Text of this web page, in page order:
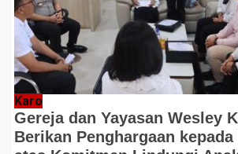
Karo
Gereja dan Yayasan Wesley
Berikan Penghargaan